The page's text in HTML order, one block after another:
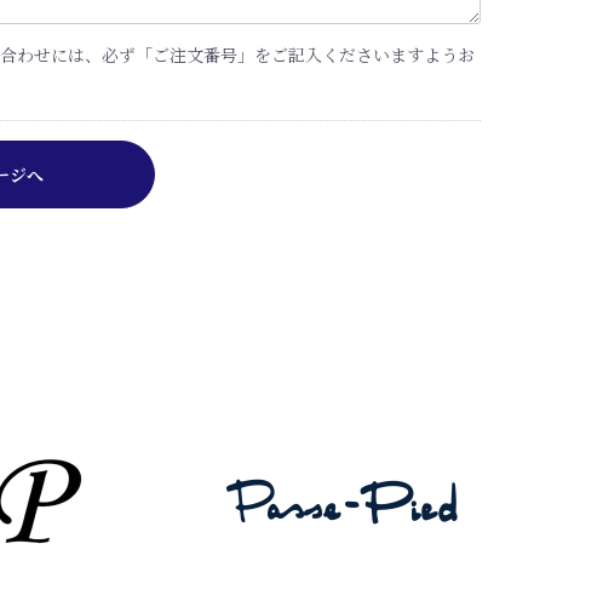
わせには、必ず「ご注文番号」をご記入くださいますようお
ジへ